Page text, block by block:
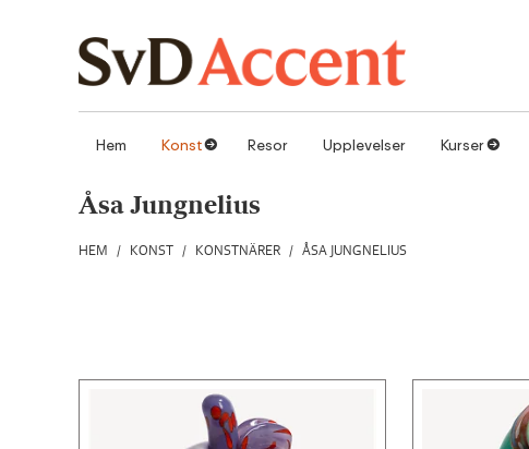
Hem Konst1 Resor Upplevelser Kurser1
Åsa Jungnelius
HEM / KONST / KONSTNÄRER / ÅSA JUNGNELIUS